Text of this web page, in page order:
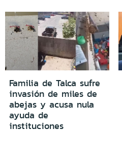
Familia de Talca sufre
invasión de miles de
abejas y acusa nula
ayuda de
instituciones